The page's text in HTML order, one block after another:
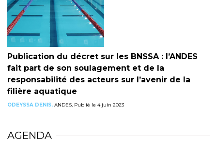
Publication du décret sur les BNSSA : l’ANDES
fait part de son soulagement et de la
responsabilité des acteurs sur l’avenir de la
filière aquatique
ODEYSSA DENIS, ANDES, Publié le 4 juin 2023
AGENDA